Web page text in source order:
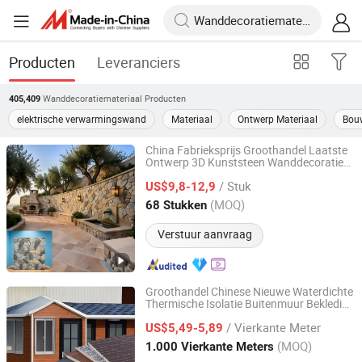
Producten Leveranciers
405,409 Wanddecoratiemateriaal Producten
elektrische verwarmingswand Materiaal Ontwerp Materiaal
China Fabrieksprijs Groothandel Laatste
Ontwerp 3D Kunststeen Wanddecoratie
Buitenwand Decoratiemateriaal
US$9,8-12,9 / Stuk
68 Stukken (MOQ)
Verstuur aanvraag
Rainbow Shijiazhuang New Materials Technology Co.,
Ltd.
Hebei, China Sinds 2025
Groothandel Chinese Nieuwe Waterdichte
Thermische Isolatie Buitenmuur Bekleding
Bouw & Decoratie Bouwmateriaal
US$5,49-5,89 / Vierkante Meter
1.000 Vierkante Meters (MOQ)
Rainbow Shijiazhuang New Materials Technology Co.,
Ltd.